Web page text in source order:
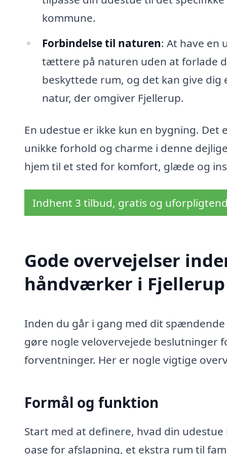
kommune.
Forbindelse til naturen: At have en
tættere på naturen uden at forlade
beskyttede rum, og det kan give
natur, der omgiver Fjellerup.
En udestue er ikke kun en bygning.
unikke forhold og charme i denne
hjem til et sted for komfort, glæde og
Indhent 3 tilbud, gratis og
Gode overvejelser
håndværker i Fjellerup
Inden du går i gang med dit
gøre nogle velovervejede beslutninger
forventninger. Her er nogle vigtige
Formål og funktion
Start med at definere, hvad din
oase for afslapning, et ekstra rum til